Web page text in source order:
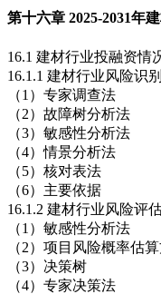
第十六章 2025-2031年
16.1 建材行业投融资情
16.1.1 建材行业风险识
（1）专家调查法
（2）故障树分析法
（3）敏感性分析法
（4）情景分析法
（5）核对表法
（6）主要依据
16.1.2 建材行业风险评
（1）敏感性分析法
（2）项目风险概率估
（3）决策树
（4）专家决策法